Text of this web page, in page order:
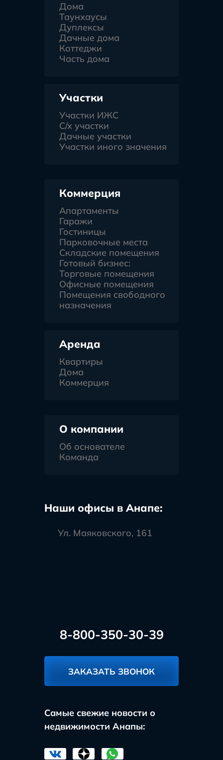
Дома
Таунхаусы
Дуплексы
Дачные дома
Коттеджи
Часть дома
Участки
Участки ИЖС
С/х участки
Дачные участки
Участки иного значения
Коммерция
Апартаменты
Гаражи
Гостиницы
Парковочные места
Складские помещения
Готовый бизнес:
Торговые помещения
Офисные помещения
Помещения свободного
назначения
Аренда
Квартиры
Дома
Коммерция
О компании
Об основателе
Команда
Наши офисы в Анапе:
Ул. Маяковского, 161
8-800-350-30-39
ЗАКАЗАТЬ ЗВОНОК
Самые свежие новости о
недвижимости Анапы: